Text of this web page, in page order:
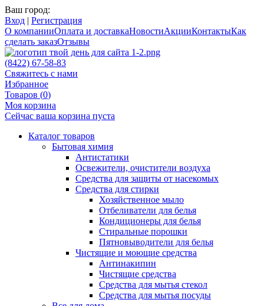
Ваш город:
Вход | Регистрация
О компанииОплата и доставкаНовостиАкцииКонтактыКак
сделать заказОтзывы
(8422) 67-58-83
Свяжитесь с нами
Избранное
Товаров (0)
Моя корзина
Сейчас ваша корзина пуста
Каталог товаров
Бытовая химия
Антистатики
Освежители, очистители воздуха
Средства для защиты от насекомых
Средства для стирки
Хозяйственное мыло
Отбеливатели для белья
Кондиционеры для белья
Стиральные порошки
Пятновыводители для белья
Чистящие и моющие средства
Антинакипин
Чистящие средства
Средства для мытья стекол
Средства для мытья посуды